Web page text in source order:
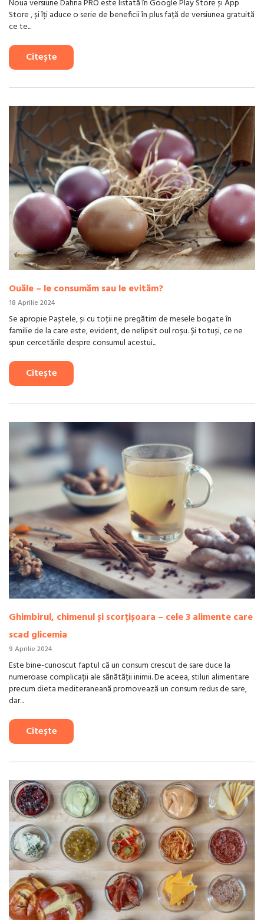
Noua versiune Dahna PRO este listată în Google Play Store și App
Store , și îți aduce o serie de beneficii în plus față de versiunea gratuită
ce te...
Citește
Ouăle – le consumăm sau le evităm?
18 Aprilie 2024
Se apropie Paștele, și cu toții ne pregătim de mesele bogate în
familie de la care este, evident, de nelipsit oul roșu. Și totuși, ce ne
spun cercetările despre consumul acestui...
Citește
Ghimbirul, chimenul și scorțișoara – cele 3 alimente care
scad glicemia
9 Aprilie 2024
Este bine-cunoscut faptul că un consum crescut de sare duce la
numeroase complicații ale sănătății inimii. De aceea, stiluri alimentare
precum dieta mediteraneană promovează un consum redus de sare,
dar...
Citește